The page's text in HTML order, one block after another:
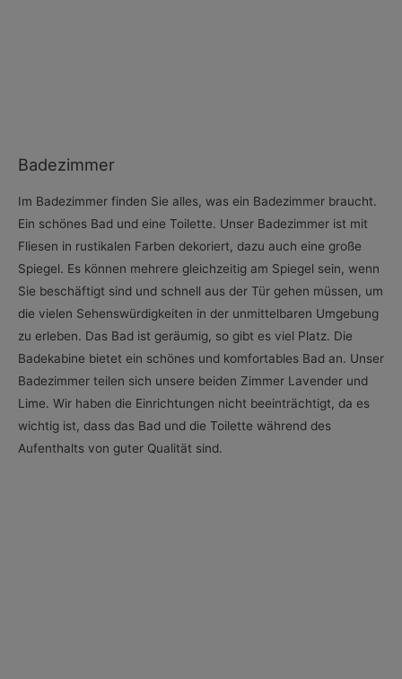
Badezimmer
Im Badezimmer finden Sie alles, was ein Badezimmer braucht.
Ein schönes Bad und eine Toilette. Unser Badezimmer ist mit
Fliesen in rustikalen Farben dekoriert, dazu auch eine große
Spiegel. Es können mehrere gleichzeitig am Spiegel sein, wenn
Sie beschäftigt sind und schnell aus der Tür gehen müssen, um
die vielen Sehenswürdigkeiten in der unmittelbaren Umgebung
zu erleben. Das Bad ist geräumig, so gibt es viel Platz. Die
Badekabine bietet ein schönes und komfortables Bad an. Unser
Badezimmer teilen sich unsere beiden Zimmer Lavender und
Lime. Wir haben die Einrichtungen nicht beeinträchtigt, da es
wichtig ist, dass das Bad und die Toilette während des
Aufenthalts von guter Qualität sind.